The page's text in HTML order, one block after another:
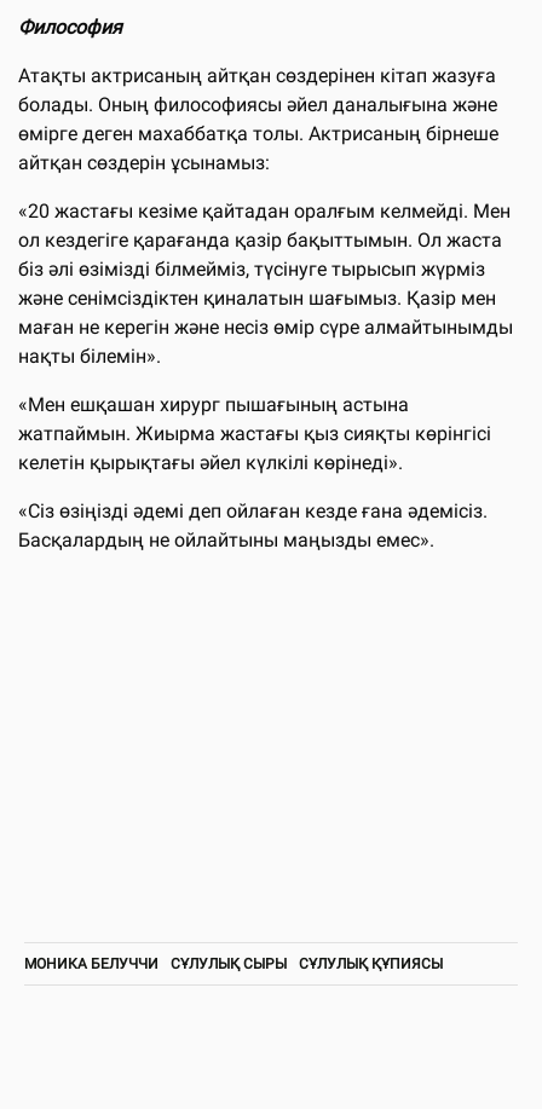
Философия
Атақты актрисаның айтқан сөздерінен кітап жазуға
болады. Оның философиясы әйел даналығына және
өмірге деген махаббатқа толы. Актрисаның бірнеше
айтқан сөздерін ұсынамыз:
«20 жастағы кезіме қайтадан оралғым келмейді. Мен
ол кездегіге қарағанда қазір бақыттымын. Ол жаста
біз әлі өзімізді білмейміз, түсінуге тырысып жүрміз
және сенімсіздіктен қиналатын шағымыз. Қазір мен
маған не керегін және несіз өмір сүре алмайтынымды
нақты білемін».
«Мен ешқашан хирург пышағының астына
жатпаймын. Жиырма жастағы қыз сияқты көрінгісі
келетін қырықтағы әйел күлкілі көрінеді».
«Сіз өзіңізді әдемі деп ойлаған кезде ғана әдемісіз.
Басқалардың не ойлайтыны маңызды емес».
МОНИКА БЕЛУЧЧИ СҰЛУЛЫҚ СЫРЫ СҰЛУЛЫҚ ҚҰПИЯСЫ